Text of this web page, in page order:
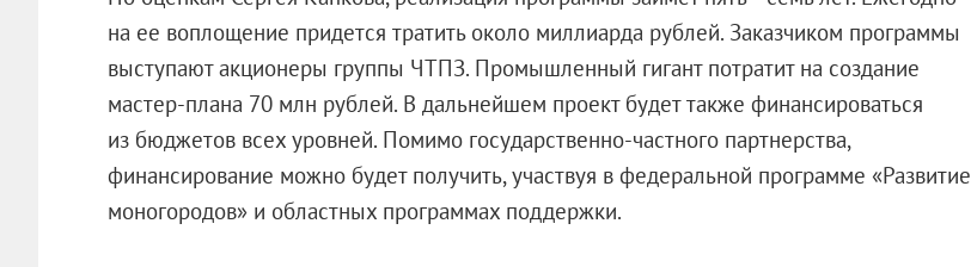
на ее воплощение придется тратить около миллиарда рублей. Заказчиком программы
выступают акционеры группы ЧТПЗ. Промышленный гигант потратит на создание
мастер-плана 70 млн рублей. В дальнейшем проект будет также финансироваться
из бюджетов всех уровней. Помимо государственно-частного партнерства,
финансирование можно будет получить, участвуя в федеральной программе «Развитие
моногородов» и областных программах поддержки.